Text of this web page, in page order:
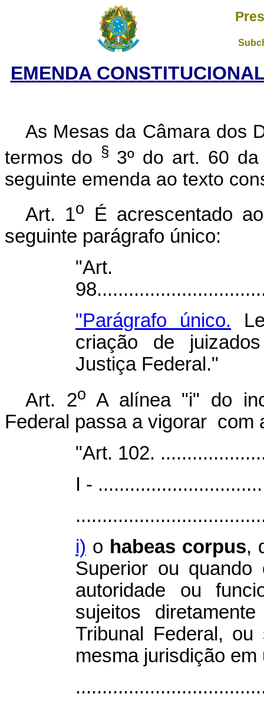
EMENDA
As Mesas da Câmara dos
termos do § 3º do art. 60
seguinte emenda ao texto
Art. 1o
É acrescentado
seguinte parágrafo único:
"Art.
"Parágrafo único.
criação de
Justiça Federal."
Art. 2o A alínea "i" do
Federal passa a vigorar com
"Art. 102.
I -
i) o habeas corpus,
Superior ou
autoridade ou
sujeitos
Tribunal Federal,
mesma jurisdição